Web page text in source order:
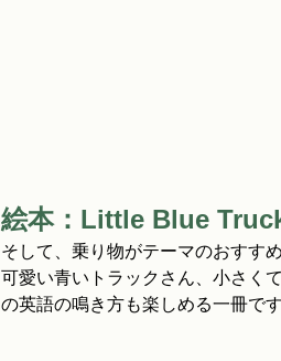
絵本：Little Blue
そして、乗り物がテーマのおすす
可愛い青いトラックさん、小さく
の英語の鳴き方も楽しめる一冊で